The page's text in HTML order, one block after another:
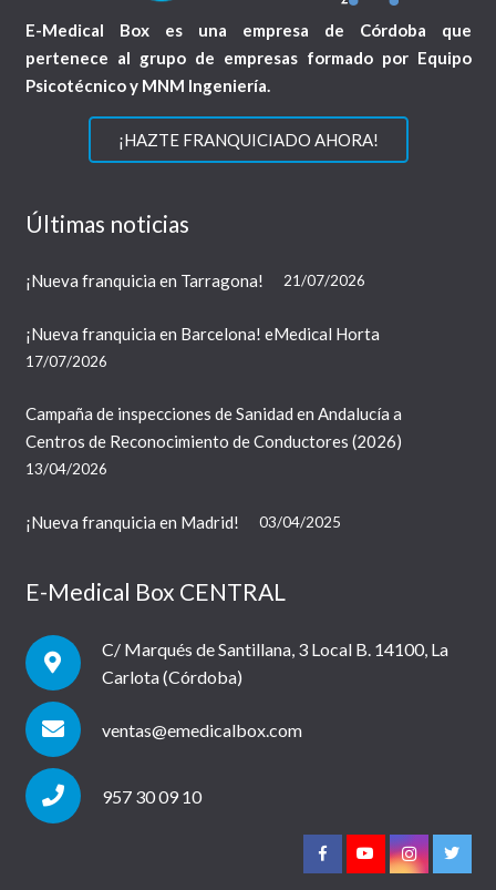
E-Medical Box es una empresa de Córdoba que
pertenece al grupo de empresas formado por Equipo
Psicotécnico y MNM Ingeniería.
¡HAZTE FRANQUICIADO AHORA!
Últimas noticias
¡Nueva franquicia en Tarragona! 21/07/2026
¡Nueva franquicia en Barcelona! eMedical Horta
17/07/2026
Campaña de inspecciones de Sanidad en Andalucía a
Centros de Reconocimiento de Conductores (2026)
13/04/2026
¡Nueva franquicia en Madrid! 03/04/2025
E-Medical Box CENTRAL
C/ Marqués de Santillana, 3 Local B. 14100, La
Carlota (Córdoba)
ventas@emedicalbox.com
957 30 09 10